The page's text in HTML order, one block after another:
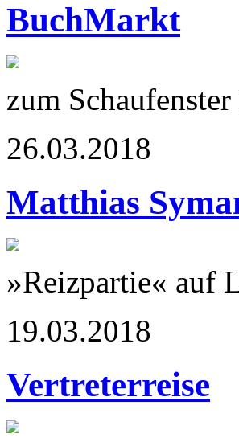
BuchMarkt
zum Schaufenster
26.03.2018
Matthias
»Reizpartie« auf
19.03.2018
Vertreterreise